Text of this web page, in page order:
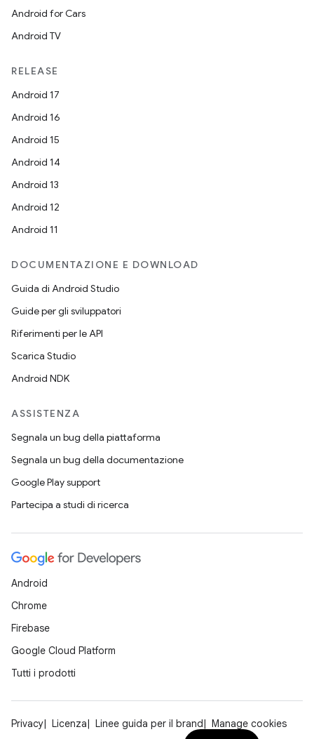
Android for Cars
Android TV
RELEASE
Android 17
Android 16
Android 15
Android 14
Android 13
Android 12
Android 11
DOCUMENTAZIONE E DOWNLOAD
Guida di Android Studio
Guide per gli sviluppatori
Riferimenti per le API
Scarica Studio
Android NDK
ASSISTENZA
Segnala un bug della piattaforma
Segnala un bug della documentazione
Google Play support
Partecipa a studi di ricerca
Android
Chrome
Firebase
Google Cloud Platform
Tutti i prodotti
Privacy Licenza Linee guida per il brand Manage cookies